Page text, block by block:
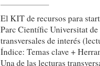
El KIT de recursos para
Parc Científic Universitat
transversales de interés
Índice: Temas clave +
Una de las lecturas